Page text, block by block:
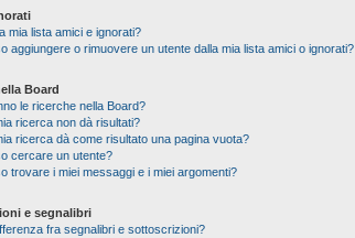
mia lista amici e ignorati?
aggiungere o rimuovere un utente dalla mia lista amici o ignorati?
Board
le ricerche nella Board?
ricerca non dà risultati?
ricerca dà come risultato una pagina vuota?
cercare un utente?
trovare i miei messaggi e i miei argomenti?
e segnalibri
fra segnalibri e sottoscrizioni?